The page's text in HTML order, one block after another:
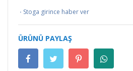
· Stoga girince haber ver
ÜRÜNÜ PAYLAŞ